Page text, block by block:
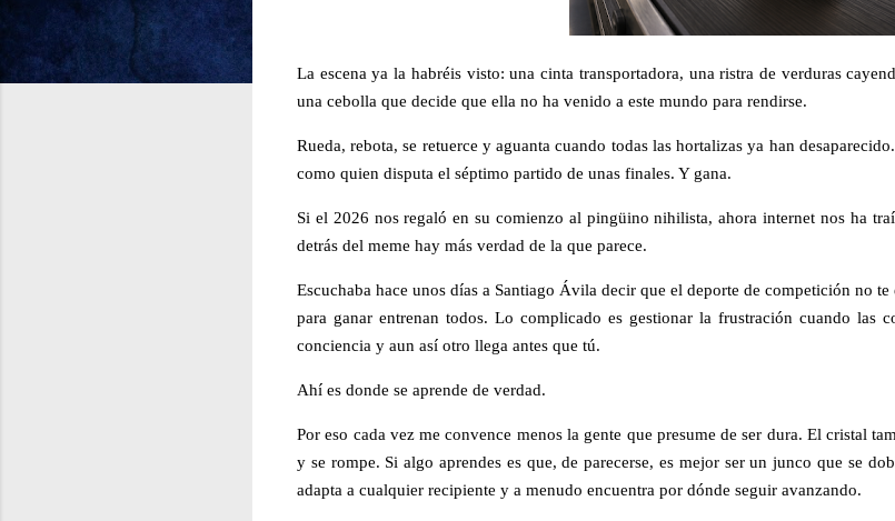
La escena ya la habréis visto: una cinta transportadora, una ristra de verduras
una cebolla que decide que ella no ha venido a este mundo para rendirse.
Rueda, rebota, se retuerce y aguanta cuando todas las hortalizas ya han
como quien disputa el séptimo partido de unas finales. Y gana.
Si el 2026 nos regaló en su comienzo al pingüino nihilista, ahora internet nos ha
detrás del meme hay más verdad de la que parece.
Escuchaba hace unos días a Santiago Ávila decir que el deporte de competición no te
para ganar entrenan todos. Lo complicado es gestionar la frustración cuando las
conciencia y aun así otro llega antes que tú.
Ahí es donde se aprende de verdad.
Por eso cada vez me convence menos la gente que presume de ser dura. El cristal
y se rompe. Si algo aprendes es que, de parecerse, es mejor ser un junco que se
adapta a cualquier recipiente y a menudo encuentra por dónde seguir avanzando.